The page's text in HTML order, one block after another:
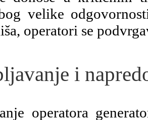
velike
operatori se
i